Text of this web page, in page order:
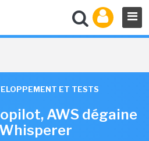
ET TESTS
AWS dégaine